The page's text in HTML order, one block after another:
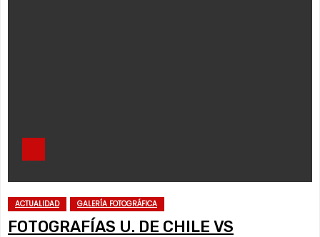
ACTUALIDAD GALERÍA FOTOGRÁFICA
FOTOGRAFÍAS U. DE CHILE VS